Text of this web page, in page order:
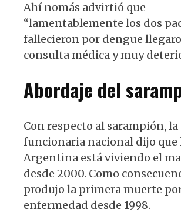
Ahí nomás advirtió que
“lamentablemente los dos
fallecieron por dengue
consulta médica y muy
Abordaje del
Con respecto al sarampión, la
funcionaria nacional dijo que
Argentina está viviendo el
desde 2000. Como
produjo la primera muerte
enfermedad desde 1998.